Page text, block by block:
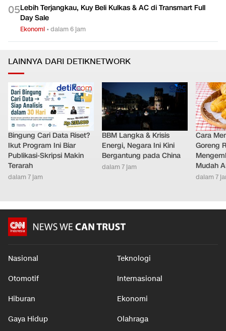
05Lebih Terjangkau, Kuy Beli Kulkas & AC di Transmart Full
Day Sale
Ekonomi •dalam 6 jam
LAINNYA DARI DETIKNETWORK
Bingung Cari Data Riset?
Ikut Program Ini Biar
Publikasi-Skripsi Makin
Terarah
dalam 7 jam
BBM Langka & Krisis
Energi, Negara Ini Kini
Bergantung pada China
dalam 7 jam
Cara
Goreng
Mudah
dalam 7
Nasional Teknologi
Otomotif Internasional
Hiburan Ekonomi
Gaya Hidup Olahraga